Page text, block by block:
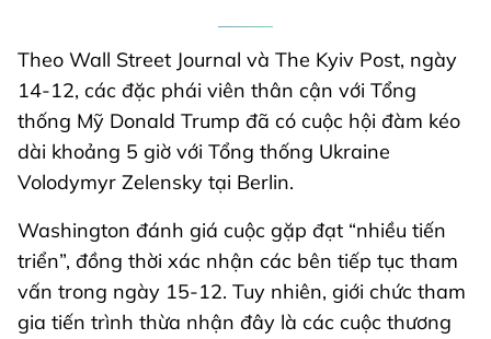
Theo Wall Street Journal và The Kyiv Post, ngày
14-12, các đặc phái viên thân cận với Tổng
thống Mỹ Donald Trump đã có cuộc hội đàm kéo
dài khoảng 5 giờ với Tổng thống Ukraine
Volodymyr Zelensky tại Berlin.
Washington đánh giá cuộc gặp đạt “nhiều tiến
triển”, đồng thời xác nhận các bên tiếp tục tham
vấn trong ngày 15-12. Tuy nhiên, giới chức tham
gia tiến trình thừa nhận đây là các cuộc thương